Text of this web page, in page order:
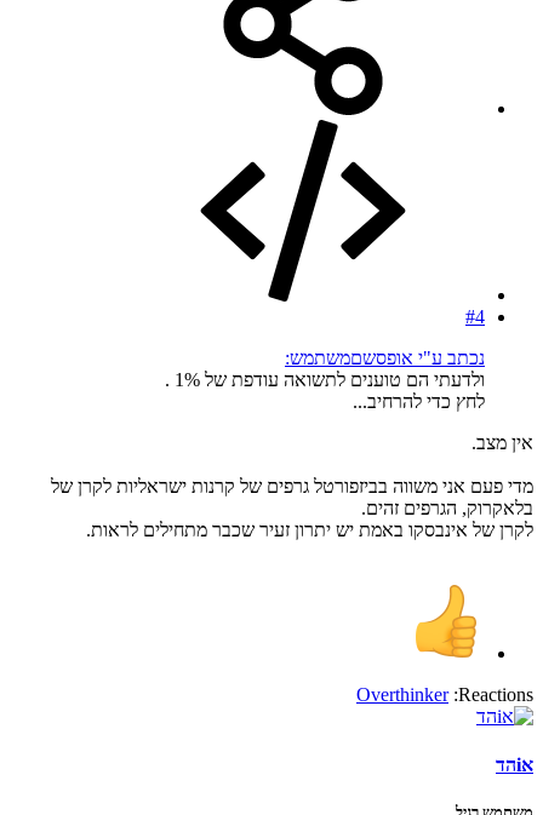
#4
נכתב ע"י אופסשםמשתמש:
ולדעתי הם טוענים לתשואה עודפת של 1% .
לחץ כדי להרחיב...
אין מצב.
מדי פעם אני משווה בביזפורטל גרפים של קרנות ישראליות לקרן של
בלאקרוק, הגרפים זהים.
לקרן של אינבסקו באמת יש יתרון זעיר שכבר מתחילים לראות.
Reactions:
Overthinker
אiהד